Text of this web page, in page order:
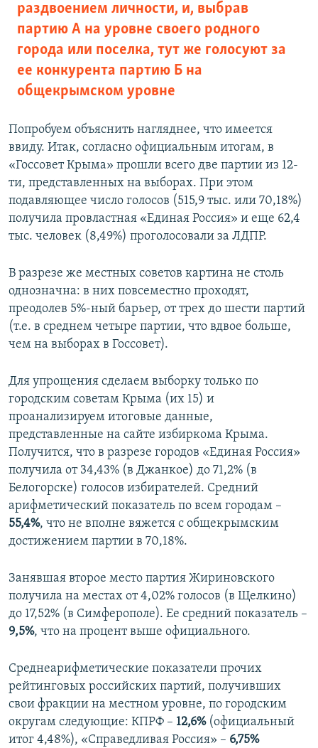
раздвоением личности, и, выбрав
партию А на уровне своего родного
города или поселка, тут же голосуют за
ее конкурента партию Б на
общекрымском уровне
Попробуем объяснить нагляднее, что имеется
ввиду. Итак, согласно официальным итогам, в
«Госсовет Крыма» прошли всего две партии из 12-
ти, представленных на выборах. При этом
подавляющее число голосов (515,9 тыс. или 70,18%)
получила провластная «Единая Россия» и еще 62,4
тыс. человек (8,49%) проголосовали за ЛДПР.
В разрезе же местных советов картина не столь
однозначна: в них повсеместно проходят,
преодолев 5%-ный барьер, от трех до шести партий
(т.е. в среднем четыре партии, что вдвое больше,
чем на выборах в Госсовет).
Для упрощения сделаем выборку только по
городским советам Крыма (их 15) и
проанализируем итоговые данные,
представленные на сайте избиркома Крыма.
Получится, что в разрезе городов «Единая Россия»
получила от 34,43% (в Джанкое) до 71,2% (в
Белогорске) голосов избирателей. Средний
арифметический показатель по всем городам –
55,4%, что не вполне вяжется с общекрымским
достижением партии в 70,18%.
Занявшая второе место партия Жириновского
получила на местах от 4,02% голосов (в Щелкино)
до 17,52% (в Симферополе). Ее средний показатель –
9,5%, что на процент выше официального.
Среднеарифметические показатели прочих
рейтинговых российских партий, получивших
свои фракции на местном уровне, по городским
округам следующие: КПРФ – 12,6%(официальный
итог 4,48%), «Справедливая Россия» – 6,75%